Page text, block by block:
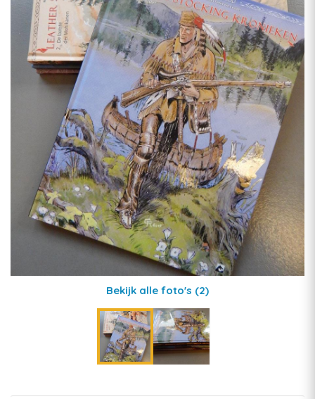
Bekijk alle foto's (2)